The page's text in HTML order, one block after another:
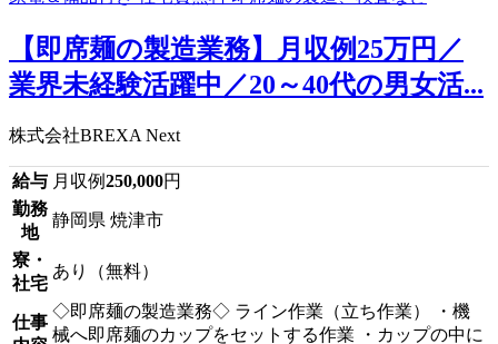
【即席麺の製造業務】月収例25万円／
業界未経験活躍中／20～40代の男女活...
株式会社BREXA Next
給与 月収例250,000円
勤務
地
静岡県 焼津市
寮・
社宅
あり（無料）
仕事
◇即席麺の製造業務◇ ライン作業（立ち作業） ・機
械へ即席麺のカップをセットする作業 ・カップの中に